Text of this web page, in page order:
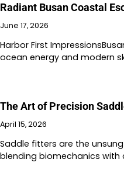
Radiant Busan Coastal
June 17, 2026
Harbor First
ocean energy and modern
The Art of Precision
April 15, 2026
Saddle fitters are the
blending biomechanics with